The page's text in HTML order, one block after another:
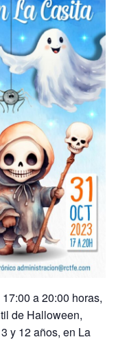
a 20:00 horas,
de Halloween,
y 12 años, en La